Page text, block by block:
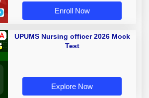
Enroll Now
UPUMS Nursing officer 2026 Mock
Test
Explore Now